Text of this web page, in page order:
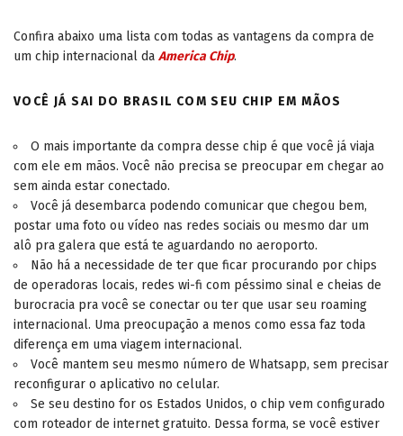
Confira abaixo uma lista com todas as vantagens da compra de
um chip internacional da America Chip.
VOCÊ JÁ SAI DO BRASIL COM SEU CHIP EM MÃOS
O mais importante da compra desse chip é que você já viaja
com ele em mãos. Você não precisa se preocupar em chegar ao
sem ainda estar conectado.
Você já desembarca podendo comunicar que chegou bem,
postar uma foto ou vídeo nas redes sociais ou mesmo dar um
alô pra galera que está te aguardando no aeroporto.
Não há a necessidade de ter que ficar procurando por chips
de operadoras locais, redes wi-fi com péssimo sinal e cheias de
burocracia pra você se conectar ou ter que usar seu roaming
internacional. Uma preocupação a menos como essa faz toda
diferença em uma viagem internacional.
Você mantem seu mesmo número de Whatsapp, sem precisar
reconfigurar o aplicativo no celular.
Se seu destino for os Estados Unidos, o chip vem configurado
com roteador de internet gratuito. Dessa forma, se você estiver